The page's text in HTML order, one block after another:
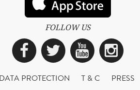
FOLLOW US
Facebook
Twitter
DATA PROTECTION T & C
PRESS